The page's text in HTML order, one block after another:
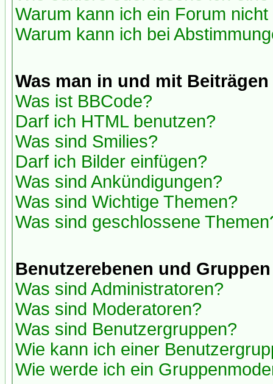
Warum kann ich ein Forum
Warum kann ich bei
Was man in und mit
Was ist BBCode?
Darf ich HTML benutzen?
Was sind Smilies?
Darf ich Bilder einfügen?
Was sind Ankündigungen?
Was sind Wichtige Themen?
Was sind geschlossene
Benutzerebenen und Gruppen
Was sind Administratoren?
Was sind Moderatoren?
Was sind Benutzergruppen?
Wie kann ich einer
Wie werde ich ein